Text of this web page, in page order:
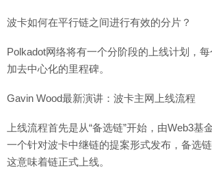
波卡如何在平行链之间进行有效的分片？
Polkadot网络将有一个分阶段的上线计划，
加去中心化的里程碑。
Gavin Wood最新演讲：波卡主网上线流程
上线流程首先是从“备选链”开始，由Web3基
一个针对波卡中继链的提案形式发布，备选
这意味着链正式上线。